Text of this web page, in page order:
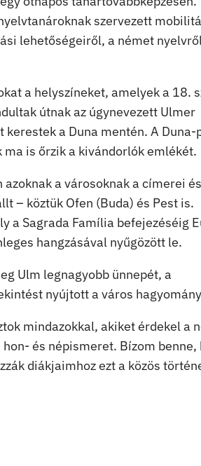
szervezett
lehetőségeiről, a német
a helyszíneket, amelyek a 18.
útnak az úgynevezett Ulmer
a Duna mentén. A Duna-
is őrzik a kivándorlók emlékét.
a városoknak a címerei
– köztük Ofen (Buda) és Pest is.
a Sagrada Família befejezéséig
hangzásával nyűgözött le.
Ulm legnagyobb ünnepét, a
nyújtott a város
mindazokkal, akiket érdekel a
és népismeret. Bízom benne,
diákjaimhoz ezt a közös